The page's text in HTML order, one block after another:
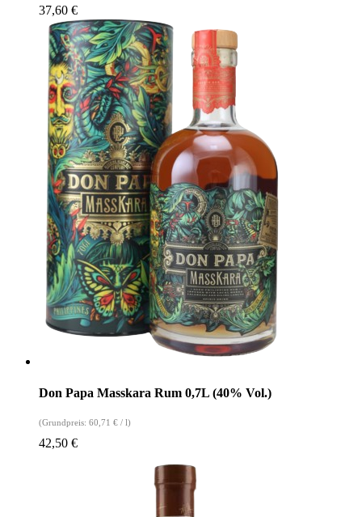
37,60 €
Don Papa Masskara Rum 0,7L (40% Vol.)
(Grundpreis: 60,71 € / l)
42,50 €